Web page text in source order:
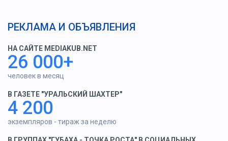
РЕКЛАМА И ОБЪЯВЛЕНИЯ
НА САЙТЕ MEDIAKUB.NET
26 000+
человек в месяц
В ГАЗЕТЕ "УРАЛЬСКИЙ ШАХТЕР"
4 200
экземпляров - тираж за неделю